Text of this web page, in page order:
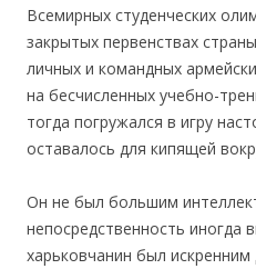
Всемирных студенческих
закрытых первенствах
личных и командных
на бесчисленных учебно-
тогда погружался в игру
оставалось для кипящей
Он не был большим
непосредственность иногда
харьковчанин был